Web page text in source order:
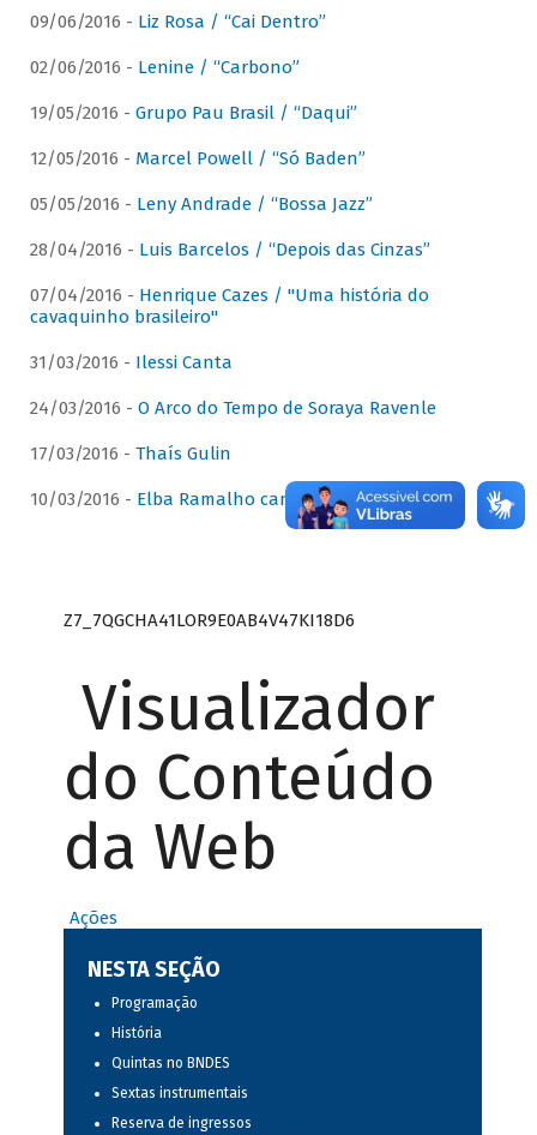
09/06/2016 - Liz Rosa / “Cai Dentro”
02/06/2016 - Lenine / “Carbono”
19/05/2016 - Grupo Pau Brasil / “Daqui”
12/05/2016 - Marcel Powell / “Só Baden”
05/05/2016 - Leny Andrade / “Bossa Jazz”
28/04/2016 - Luis Barcelos / “Depois das Cinzas”
07/04/2016 - Henrique Cazes / "Uma história do
cavaquinho brasileiro"
31/03/2016 - Ilessi Canta
24/03/2016 - O Arco do Tempo de Soraya Ravenle
17/03/2016 - Thaís Gulin
10/03/2016 - Elba Ramalho canta Dominguinhos
Z7_7QGCHA41LOR9E0AB4V47KI18D6
Visualizador
do Conteúdo
da Web
Ações
NESTA SEÇÃO
Programação
História
Quintas no BNDES
Sextas instrumentais
Reserva de ingressos